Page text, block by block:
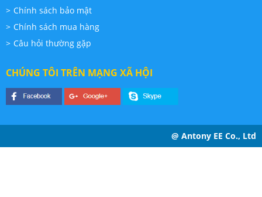
Chính sách bảo mật
Chính sách mua hàng
Câu hỏi thường gặp
CHÚNG TÔI TRÊN MẠNG XÃ HỘI
@ Antony EE Co., Ltd